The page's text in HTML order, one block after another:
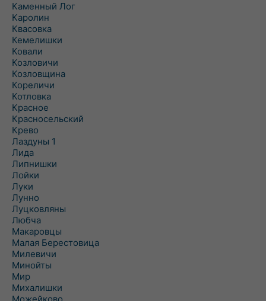
Каменный Лог
Каролин
Квасовка
Кемелишки
Ковали
Козловичи
Козловщина
Кореличи
Котловка
Красное
Красносельский
Крево
Лаздуны 1
Лида
Липнишки
Лойки
Луки
Лунно
Луцковляны
Любча
Макаровцы
Малая Берестовица
Милевичи
Минойты
Мир
Михалишки